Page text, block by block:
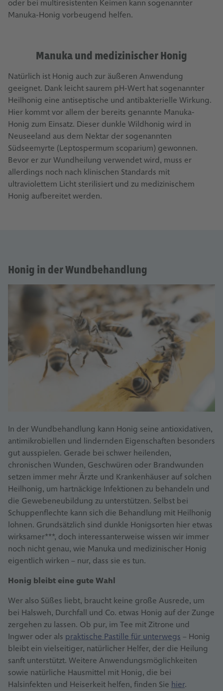
oder bei multiresistenten Keimen kann sogenannter
Manuka-Honig vorbeugend helfen.
Manuka und medizinischer Honig
Natürlich ist Honig auch zur äußeren Anwendung
geeignet. Dank leicht saurem pH-Wert hat sogenannter
Heilhonig eine antiseptische und antibakterielle Wirkung.
Hier kommt vor allem der bereits genannte Manuka-
Honig zum Einsatz. Dieser dunkle Wildhonig wird in
Neuseeland aus dem Nektar der sogenannten
Südseemyrte (Leptospermum scoparium) gewonnen.
Bevor er zur Wundheilung verwendet wird, muss er
allerdings noch nach klinischen Standards mit
ultraviolettem Licht sterilisiert und zu medizinischem
Honig aufbereitet werden.
Honig in der Wundbehandlung
In der Wundbehandlung kann Honig seine antioxidativen,
antimikrobiellen und lindernden Eigenschaften besonders
gut ausspielen. Gerade bei schwer heilenden,
chronischen Wunden, Geschwüren oder Brandwunden
setzen immer mehr Ärzte und Krankenhäuser auf solchen
Heilhonig, um hartnäckige Infektionen zu behandeln und
die Gewebeneubildung zu unterstützen. Selbst bei
Schuppenflechte kann sich die Behandlung mit Heilhonig
lohnen. Grundsätzlich sind dunkle Honigsorten hier etwas
wirksamer***, doch interessanterweise wissen wir immer
noch nicht genau, wie Manuka und medizinischer Honig
eigentlich wirken – nur, dass sie es tun.
Honig bleibt eine gute Wahl
Wer also Süßes liebt, braucht keine große Ausrede, um
bei Halsweh, Durchfall und Co. etwas Honig auf der Zunge
zergehen zu lassen. Ob pur, im Tee mit Zitrone und
Ingwer oder als praktische Pastille für unterwegs – Honig
bleibt ein vielseitiger, natürlicher Helfer, der die Heilung
sanft unterstützt. Weitere Anwendungsmöglichkeiten
sowie natürliche Hausmittel mit Honig, die bei
Halsinfekten und Heiserkeit helfen, finden Sie hier.